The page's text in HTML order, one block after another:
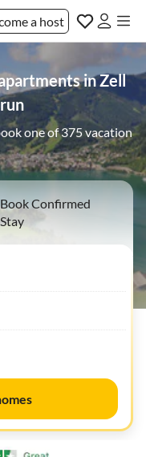
a host
in Zell
one of 375 vacation
Book Confirmed
Stay